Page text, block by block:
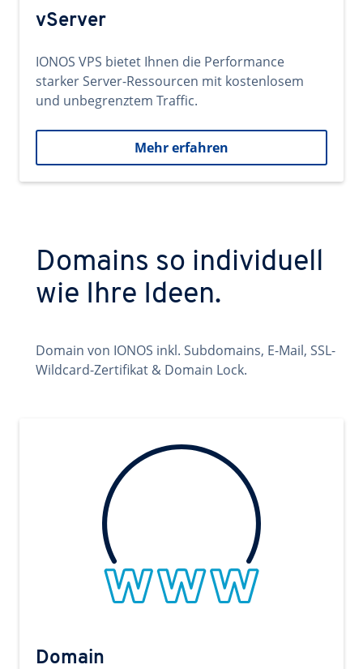
vServer
IONOS VPS bietet Ihnen die Performance
starker Server-Ressourcen mit kostenlosem
und unbegrenztem Traffic.
Mehr erfahren
Domains so individuell
wie Ihre Ideen.
Domain von IONOS inkl. Subdomains, E-Mail, SSL-
Wildcard-Zertifikat & Domain Lock.
Domain